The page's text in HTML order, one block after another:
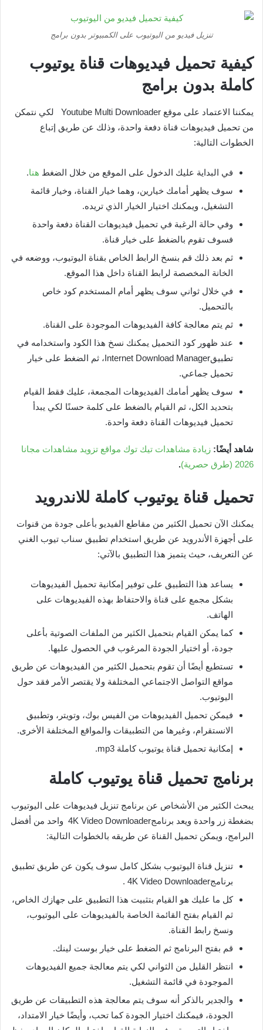
تنزيل فيديو من اليوتيوب على الكمبيوتر بدون برامج
كيفية تحميل فيديوهات قناة يوتيوب
كاملة بدون برامج
يمكننا الاعتماد على موقع Youtube Multi Downloader لكي نتمكن
من تحميل فيديوهات قناة دفعة واحدة، وذلك عن طريق إتباع
الخطوات التالية:
في البداية عليك الدخول على الموقع من خلال الضغط هنا.
سوف يظهر أمامك خيارين، وهما خيار القناة، وخيار قائمة
التشغيل، ويمكنك اختيار الخيار الذي تريده.
وفي حالة الرغبة في تحميل فيديوهات القناة دفعة واحدة
فسوف تقوم بالضغط على خيار قناة.
ثم بعد ذلك قم بنسخ الرابط الخاص بقناة اليوتيوب، ووضعه في
الخانة المخصصة لرابط القناة داخل هذا الموقع.
في خلال ثواني سوف يظهر أمام المستخدم كود خاص
بالتحميل.
ثم يتم معالجة كافة الفيديوهات الموجودة على القناة.
عند ظهور كود التحميل يمكنك نسخ هذا الكود واستخدامه في
تطبيقInternet Download Manager، ثم الضغط على خيار
تحميل جماعي.
سوف يظهر أمامك الفيديوهات المجمعة، عليك فقط القيام
بتحديد الكل، ثم القيام بالضغط على كلمة حسنًا لكي يبدأ
تحميل فيديوهات القناة دفعة واحدة.
شاهد أيضًا: زيادة مشاهدات تيك توك مواقع تزويد مشاهدات مجانا
2026 (طرق حصرية)
.
تحميل قناة يوتيوب كاملة للاندرويد
يمكنك الآن تحميل الكثير من مقاطع الفيديو بأعلى جودة من قنوات
على أجهزة الأندرويد عن طريق استخدام تطبيق سناب تيوب الغني
عن التعريف، حيث يتميز هذا التطبيق بالآتي:
يساعد هذا التطبيق على توفير إمكانية تحميل الفيديوهات
بشكل مجمع على قناة والاحتفاظ بهذه الفيديوهات على
الهاتف.
كما يمكن القيام بتحميل الكثير من الملفات الصوتية بأعلى
جودة، أو اختيار الجودة المرغوب في الحصول عليها.
تستطيع أيضًا أن تقوم بتحميل الكثير من الفيديوهات عن طريق
مواقع التواصل الاجتماعي المختلفة ولا يقتصر الأمر فقد حول
اليوتيوب.
فيمكن تحميل الفيديوهات من الفيس بوك، وتويتر، وتطبيق
الانستقرام، وغيرها من التطبيقات والمواقع المختلفة الأخرى.
إمكانية تحميل قناة يوتيوب كاملة mp3.
برنامج تحميل قناة يوتيوب كاملة
يبحث الكثير من الأشخاص عن برنامج تنزيل فيديوهات على اليوتيوب
بضغطة زر واحدة ويعد برنامج4K Video Downloader واحد من أفضل
البرامج، ويمكن تحميل القناة عن طريقه بالخطوات التالية:
تنزيل قناة اليوتيوب بشكل كامل سوف يكون عن طريق تطبيق
برنامج4K Video Downloader .
كل ما عليك هو القيام بتثبيت هذا التطبيق على جهازك الخاص،
ثم القيام بفتح القائمة الخاصة بالفيديوهات على اليوتيوب،
ونسخ رابط القناة.
قم بفتح البرنامج ثم الضغط على خيار بوست لينك.
انتظر القليل من الثواني لكي يتم معالجة جميع الفيديوهات
الموجودة في قائمة التشغيل.
والجدير بالذكر أنه سوف يتم معالجة هذه التطبيقات عن طريق
الجودة، فيمكنك اختيار الجودة كما تحب، وأيضًا خيار الامتداد،